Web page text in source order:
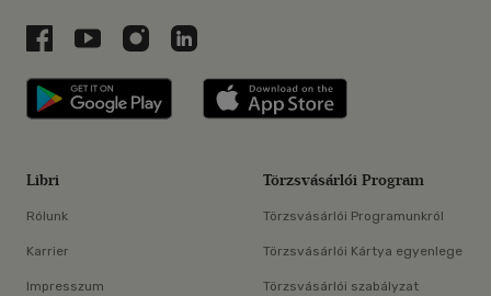
Libri a Facebookon
Libri a Youtube-on
Libri az Instagramon
Libri a LinkedInen
Libri applikáció Szerezd meg: Google
Libri
Rólunk
Karrier
Impresszum
Törzsvásárlói Program
Törzsvásárlói Programunkról
Törzsvásárlói Kártya egyenlege
Törzsvásárlói szabályzat